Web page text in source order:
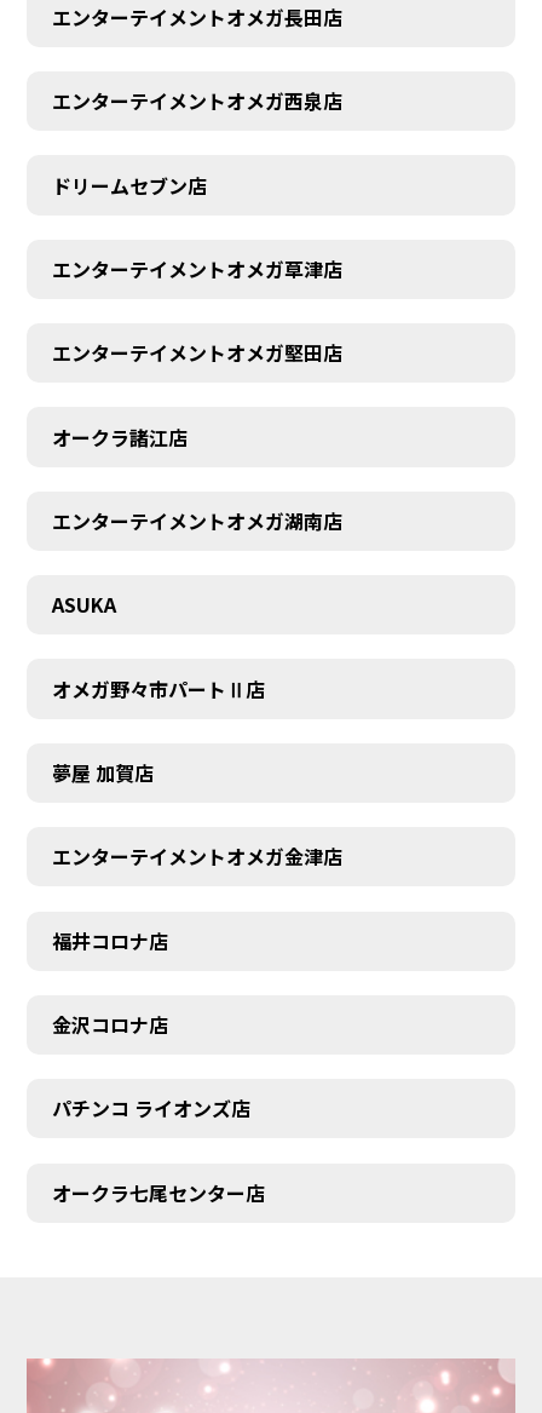
エンターテイメントオメガ長田店
エンターテイメントオメガ西泉店
ドリームセブン店
エンターテイメントオメガ草津店
エンターテイメントオメガ堅田店
オークラ諸江店
エンターテイメントオメガ湖南店
ASUKA
オメガ野々市パートⅡ店
夢屋 加賀店
エンターテイメントオメガ金津店
福井コロナ店
金沢コロナ店
パチンコ ライオンズ店
オークラ七尾センター店